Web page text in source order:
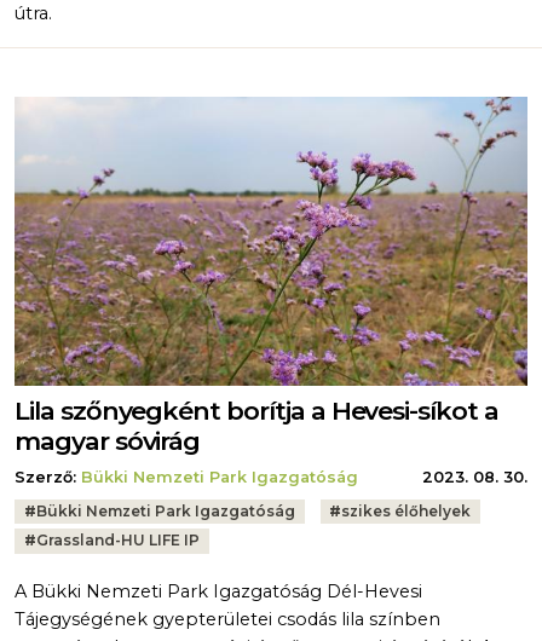
útra.
Lila szőnyegként borítja a Hevesi-síkot a
magyar sóvirág
Szerző: Bükki Nemzeti Park Igazgatóság
2023. 08. 30.
Tags:
#Bükki Nemzeti Park Igazgatóság #szikes élőhelyek
#Grassland-HU LIFE IP
A Bükki Nemzeti Park Igazgatóság Dél-Hevesi
Tájegységének gyepterületei csodás lila színben